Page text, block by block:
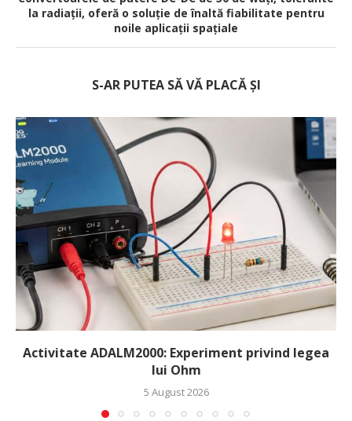
la radiații, oferă o soluție de înaltă fiabilitate pentru
noile aplicații spațiale
S-AR PUTEA SĂ VĂ PLACĂ ȘI
Activitate ADALM2000: Experiment privind legea
lui Ohm
5 August 2026